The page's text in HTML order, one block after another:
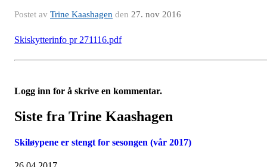
Postet av Trine Kaashagen den 27. nov 2016
Skiskytterinfo pr 271116.pdf
Logg inn for å skrive en kommentar.
Siste fra Trine Kaashagen
Skiløypene er stengt for sesongen (vår 2017)